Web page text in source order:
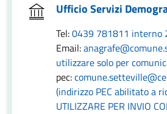
Ufficio Servizi
Tel:0439 781811 interno
Email:
utilizzare solo per
pec:
(indirizzo PEC abilitato a
UTILIZZARE PER INVIO